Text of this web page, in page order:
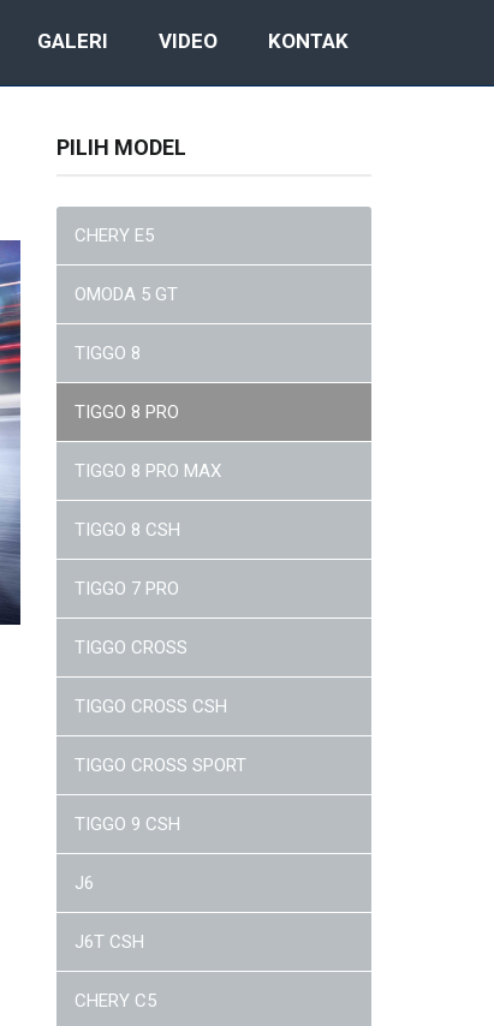
GALERI VIDEO KONTAK
PILIH MODEL
CHERY E5
OMODA 5 GT
TIGGO 8
TIGGO 8 PRO
TIGGO 8 PRO MAX
TIGGO 8 CSH
TIGGO 7 PRO
TIGGO CROSS
TIGGO CROSS CSH
TIGGO CROSS SPORT
TIGGO 9 CSH
J6
J6T CSH
CHERY C5